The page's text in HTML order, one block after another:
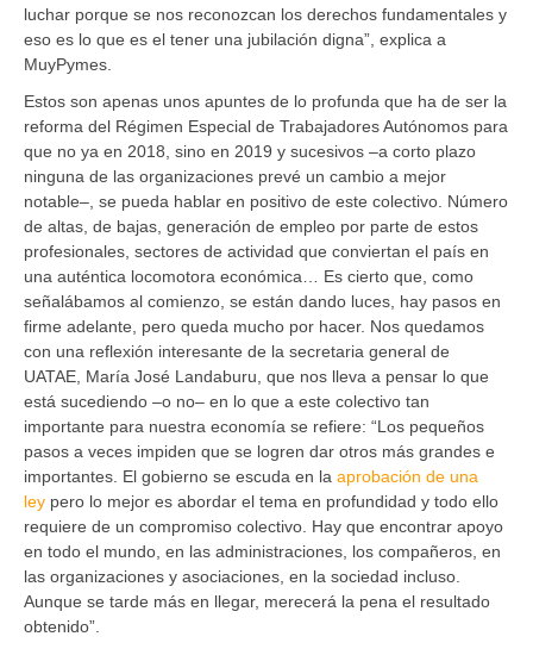
luchar porque se nos reconozcan los derechos fundamentales y
eso es lo que es el tener una jubilación digna”, explica a
MuyPymes.
Estos son apenas unos apuntes de lo profunda que ha de ser la
reforma del Régimen Especial de Trabajadores Autónomos para
que no ya en 2018, sino en 2019 y sucesivos –a corto plazo
ninguna de las organizaciones prevé un cambio a mejor
notable–, se pueda hablar en positivo de este colectivo. Número
de altas, de bajas, generación de empleo por parte de estos
profesionales, sectores de actividad que conviertan el país en
una auténtica locomotora económica… Es cierto que, como
señalábamos al comienzo, se están dando luces, hay pasos en
firme adelante, pero queda mucho por hacer. Nos quedamos
con una reflexión interesante de la secretaria general de
UATAE, María José Landaburu, que nos lleva a pensar lo que
está sucediendo –o no– en lo que a este colectivo tan
importante para nuestra economía se refiere: “Los pequeños
pasos a veces impiden que se logren dar otros más grandes e
importantes. El gobierno se escuda en la aprobación de una
ley pero lo mejor es abordar el tema en profundidad y todo ello
requiere de un compromiso colectivo. Hay que encontrar apoyo
en todo el mundo, en las administraciones, los compañeros, en
las organizaciones y asociaciones, en la sociedad incluso.
Aunque se tarde más en llegar, merecerá la pena el resultado
obtenido”.